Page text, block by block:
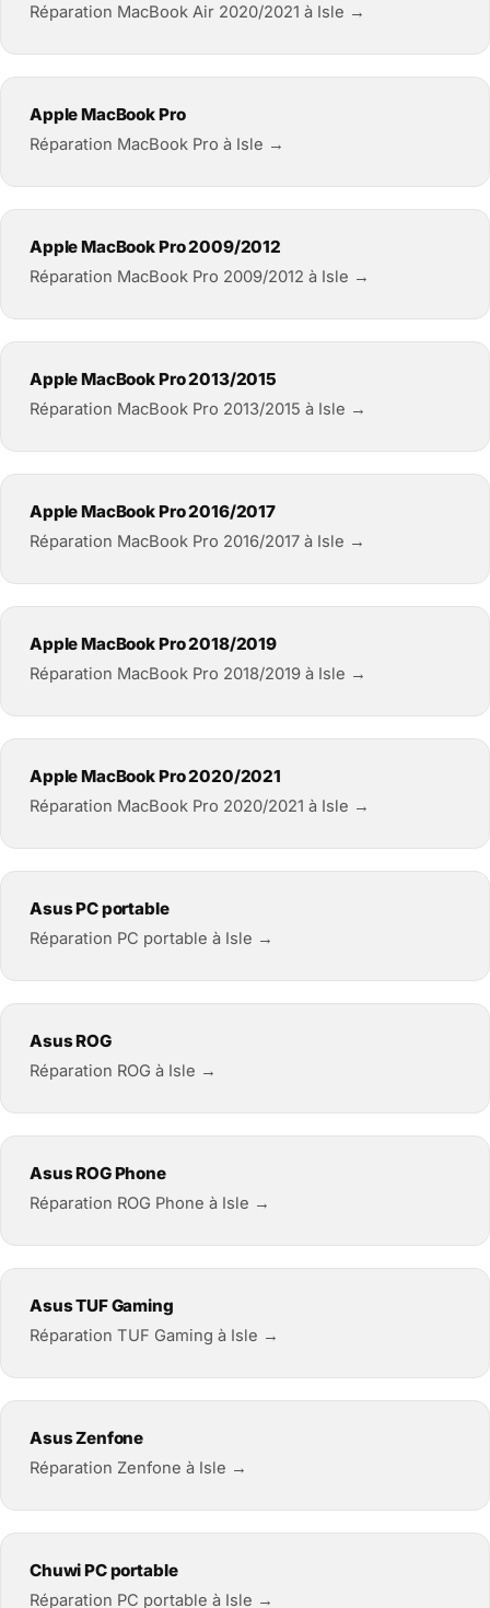
Réparation MacBook Air 2020/2021 à Isle →
Apple MacBook Pro
Réparation MacBook Pro à Isle →
Apple MacBook Pro 2009/2012
Réparation MacBook Pro 2009/2012 à Isle →
Apple MacBook Pro 2013/2015
Réparation MacBook Pro 2013/2015 à Isle →
Apple MacBook Pro 2016/2017
Réparation MacBook Pro 2016/2017 à Isle →
Apple MacBook Pro 2018/2019
Réparation MacBook Pro 2018/2019 à Isle →
Apple MacBook Pro 2020/2021
Réparation MacBook Pro 2020/2021 à Isle →
Asus PC portable
Réparation PC portable à Isle →
Asus ROG
Réparation ROG à Isle →
Asus ROG Phone
Réparation ROG Phone à Isle →
Asus TUF Gaming
Réparation TUF Gaming à Isle →
Asus Zenfone
Réparation Zenfone à Isle →
Chuwi PC portable
Réparation PC portable à Isle →